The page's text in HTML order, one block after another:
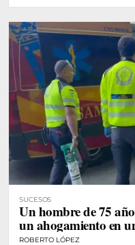
SUCESOS
Un hombre de 75
un ahogamiento en
ROBERTO LÓPEZ